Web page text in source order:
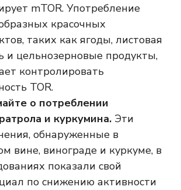
mTOR. Употребление
красочных
таких как ягоды, листовая
и цельнозерновые продукты,
контролировать
TOR.
о потреблении
и куркумина. Эти
обнаруженные в
вине, винограде и куркуме, в
показали свой
по снижению активности